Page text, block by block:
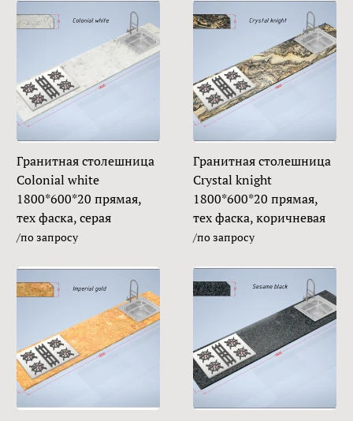
Гранитная столешница
Colonial white
1800*600*20 прямая,
тех фаска, серая
/по запросу
Гранитная столешница
Crystal knight
1800*600*20 прямая,
тех фаска, коричневая
/по запросу